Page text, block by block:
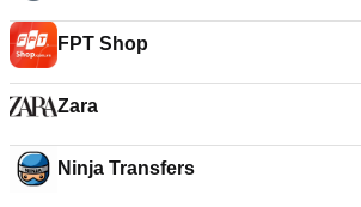
FPT Shop
Zara
Ninja Transfers